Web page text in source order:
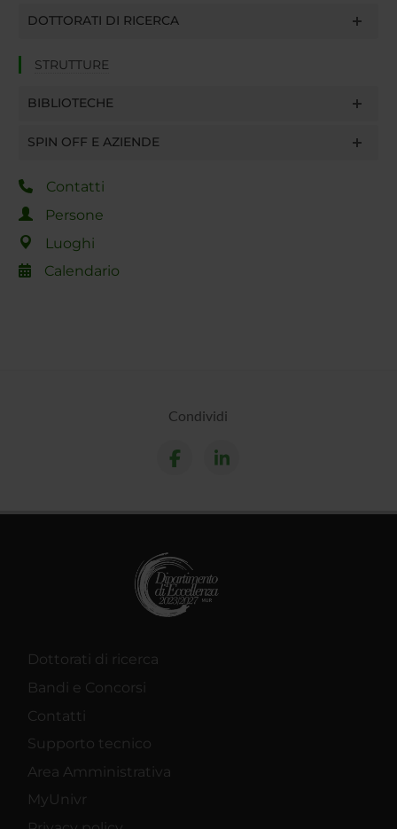
DOTTORATI DI RICERCA
STRUTTURE
BIBLIOTECHE
SPIN OFF E AZIENDE
Contatti
Persone
Luoghi
Calendario
Condividi
Dottorati di ricerca
Bandi e Concorsi
Contatti
Supporto tecnico
Area Amministrativa
MyUnivr